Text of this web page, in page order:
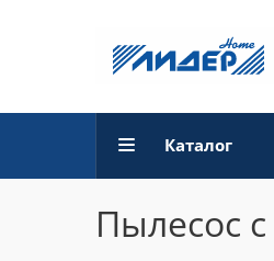
Каталог
Пылесос